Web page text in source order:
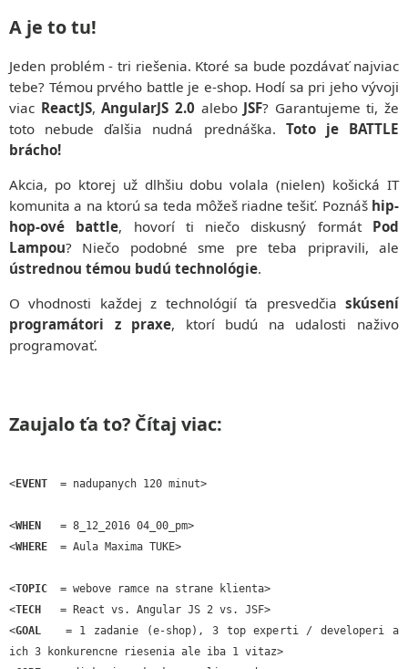
História katedry
KPI v médiách
VÝSKUM
Projekty
Konferencia Informatics
Ľudia
Vedenie katedry
Zamestnanci
Telefónny zoznam
MAGAZÍN KPI
KONTAKT
Ubytovanie a stravovanie
Sieť a WiFi
Deň otvorených dverí
Časopis Haló TU
Magazín KPI
MAIS – známky, skúšky, rozvrhy
ZÁVEREČNÉ PRÁCE
ŠTÁTNE SKÚŠKY
Mobility
Štúdium v zahraničí
CEEPUS
LABORATÓRIÁ
Konferencia Informatics
PROJEKTY
Prihlásenie cez TUKE SSO
Spoločnosti
PROJEKTY
T-UNI
Akcie
Živé IT projekty
BEAT_IT!
Spolupráca
Chcete prísť prednášať?
Pracovné ponuky pre študentov
A je to tu!
Jeden problém - tri riešenia. Ktoré sa bude pozdávať najviac
tebe? Témou prvého battle je e-shop. Hodí sa pri jeho vývoji
viac ReactJS,AngularJS 2.0 alebo JSF? Garantujeme ti, že
toto nebude ďalšia nudná prednáška. Toto je BATTLE
brácho!
Akcia, po ktorej už dlhšiu dobu volala (nielen) košická IT
komunita a na ktorú sa teda môžeš riadne tešiť. Poznáš hip-
hop-ové battle, hovorí ti niečo diskusný formát Pod
Lampou? Niečo podobné sme pre teba pripravili, ale
ústrednou témou budú technológie.
O vhodnosti každej z technológií ťa presvedčia skúsení
programátori z praxe, ktorí budú na udalosti naživo
programovať.
Zaujalo ťa to? Čítaj viac:
<EVENT = nadupanych 120 minut>
<WHEN
= 8_12_2016 04_00_pm>
<WHERE = Aula Maxima TUKE>
<TOPIC = webove ramce na strane klienta>
<TECH
= React vs. Angular JS 2 vs. JSF>
<GOAL = 1 zadanie (e-shop), 3 top experti / developeri a
ich 3 konkurencne riesenia ale iba 1 vitaz>